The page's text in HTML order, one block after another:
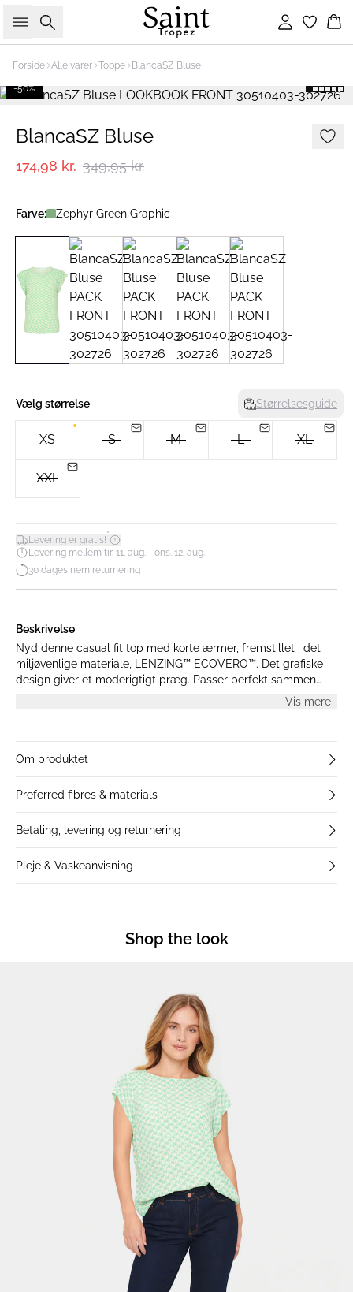
Søg Log ind
Forside Alle varer Toppe BlancaSZ Bluse
-50%
BlancaSZ Bluse
174,98 kr. 349,95 kr.
Farve: Zephyr Green Graphic
Vælg størrelse Størrelsesguide
XS S M L XL
XXL
Levering er gratis!*
Levering mellem tir. 11. aug. - ons. 12. aug.
30 dages nem returnering
Beskrivelse
Nyd denne casual fit top med korte ærmer, fremstillet i det
miljøvenlige materiale, LENZING™ ECOVERO™. Det grafiske
design giver et moderigtigt præg. Passer perfekt sammen
Vis mere
Om produktet
Preferred fibres & materials
Betaling, levering og returnering
Pleje & Vaskeanvisning
Shop the look